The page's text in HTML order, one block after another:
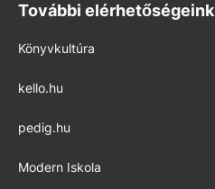
További elérhetőségeink
Könyvkultúra
kello.hu
pedig.hu
Modern Iskola